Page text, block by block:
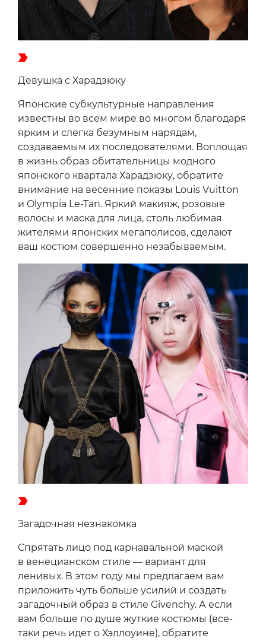
Девушка с Харадзюку
Японские субкультурные направления
известны во всем мире во многом благодаря
ярким и слегка безумным нарядам,
создаваемым их последователями. Воплощая
в жизнь образ обитательницы модного
японского квартала Харадзюку, обратите
внимание на весенние показы Louis Vuitton
и Olympia Le-Tan. Яркий макияж, розовые
волосы и маска для лица, столь любимая
жителями японских мегаполисов, сделают
ваш костюм совершенно незабываемым.
Загадочная незнакомка
Спрятать лицо под карнавальной маской
в венецианском стиле — вариант для
ленивых. В этом году мы предлагаем вам
приложить чуть больше усилий и создать
загадочный образ в стиле Givenchy. А если
вам больше по душе жуткие костюмы (все-
таки речь идет о Хэллоуине), обратите